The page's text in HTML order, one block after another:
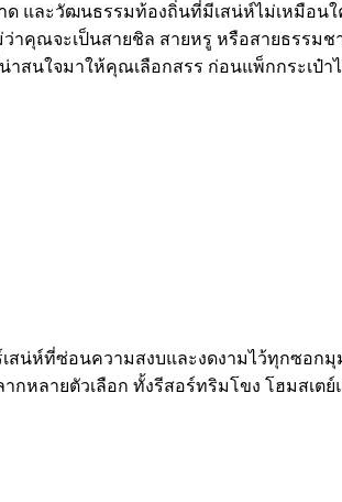
และวัฒนธรรมท้องถิ่นที่มีเสน่ห์ไม่เหมือนใ
าคุณจะเป็นสายชิล สายหรู หรือสายธรรม
สนใจมาให้คุณเลือกสรร ก่อนแพ็กกระเป๋า
น่ห์ที่ซ่อนความสงบและงดงามไว้ทุกซอก
ลายตัวเลือก ทั้งรีสอร์ทริมโขง โฮมสเตย์